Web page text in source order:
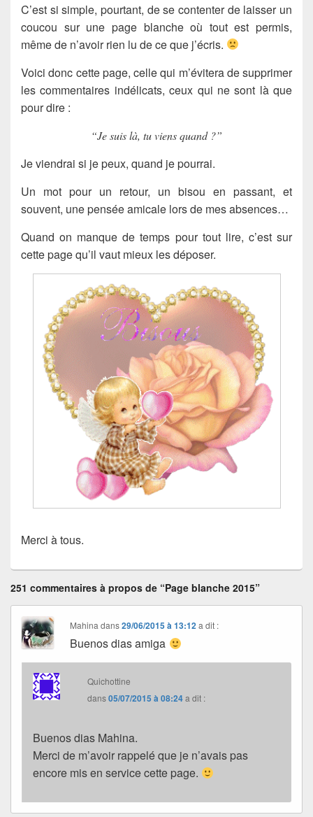
C’est si simple, pourtant, de se contenter de laisser un
coucou sur une page blanche où tout est permis,
même de n’avoir rien lu de ce que j’écris.
Voici donc cette page, celle qui m’évitera de supprimer
les commentaires indélicats, ceux qui ne sont là que
pour dire :
“Je suis là, tu viens quand ?”
Je viendrai si je peux, quand je pourrai.
Un mot pour un retour, un bisou en passant, et
souvent, une pensée amicale lors de mes absences…
Quand on manque de temps pour tout lire, c’est sur
cette page qu’il vaut mieux les déposer.
Merci à tous.
251 commentaires à propos de “Page blanche 2015”
Mahina dans29/06/2015 à 13:12 a dit :
Buenos dias amiga
Quichottine
dans05/07/2015 à 08:24a dit :
Buenos dias Mahina.
Merci de m’avoir rappelé que je n’avais pas
encore mis en service cette page.